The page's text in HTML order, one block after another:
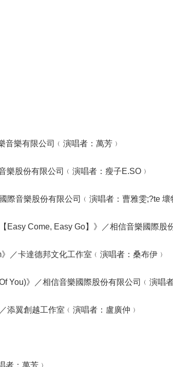
音樂有限公司﹙演唱者：萬芳﹚
樂股份有限公司﹙演唱者：瘦子E.SO﹚
際音樂股份有限公司﹙演唱者：曹雅雯;?te 壞
Easy Come, Easy Go】》／相信音樂國際股
／卡達德邦文化工作室﹙演唱者：桑布伊﹚
You)》／相信音樂國際股份有限公司﹙演唱
添翼創越工作室﹙演唱者：盧廣仲﹚